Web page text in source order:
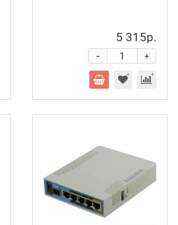
5 315р.
+
-